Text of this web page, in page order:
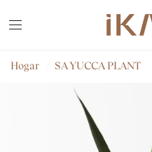
Hogar SA YUCCA PLANT